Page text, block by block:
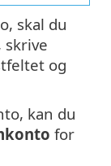
skal du
skrive
og
kan du
for